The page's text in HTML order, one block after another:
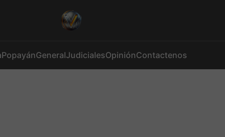
PopayánGeneralJudicialesOpiniónContactenos